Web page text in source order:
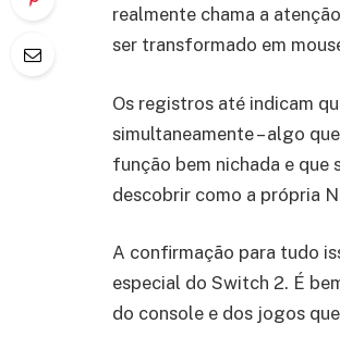
realmente chama a
ser transformado em
Os registros até indicam
simultaneamente – algo
função bem nichada e
descobrir como a própria
A confirmação para tudo
especial do Switch 2. É
do console e dos jogos